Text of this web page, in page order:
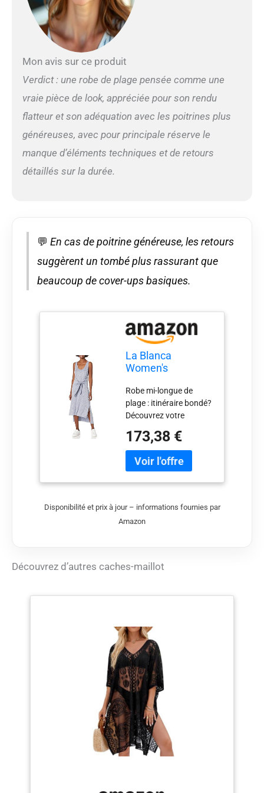
avec des motifs et
d'autres couleurs unies
guide d'ajustement en
des tailles » ci-dessus
pour déterminer quelle
mieux Pour plus
d'options : cliquez sur
pour visiter notre page
Mon avis sur ce produit
Verdict : une robe de plage pensée comme une
vraie pièce de look, appréciée pour son rendu
flatteur et son adéquation avec les poitrines plus
généreuses, avec pour principale réserve le
manque d’éléments techniques et de retours
détaillés sur la durée.
💬 En cas de poitrine généreuse, les retours
suggèrent un tombé plus rassurant que
beaucoup de cover-ups basiques.
La Blanca
Women's
Cozy Tie Waist
Midi Dress, Indigo,
S
Robe mi-longue de
plage : itinéraire bondé?
Découvrez votre
préféré. Cette robe midi
peut être habillée ou
décontractée selon
un cache-maillot chic
ou accessoirisez-le avec
des talons et des bijoux
nouer sur le devant :
permettent un
mouvement facile
Teinte solide : les
couleurs polyvalentes
se mélangent et
s'accordent sans effort
avec des motifs et
d'autres couleurs unies
Personnalisez votre
taille : consultez notre
guide d'ajustement en
173,38 €
Disponibilité et prix à jour – informations fournies par
Amazon
Découvrez d’autres caches-maillot